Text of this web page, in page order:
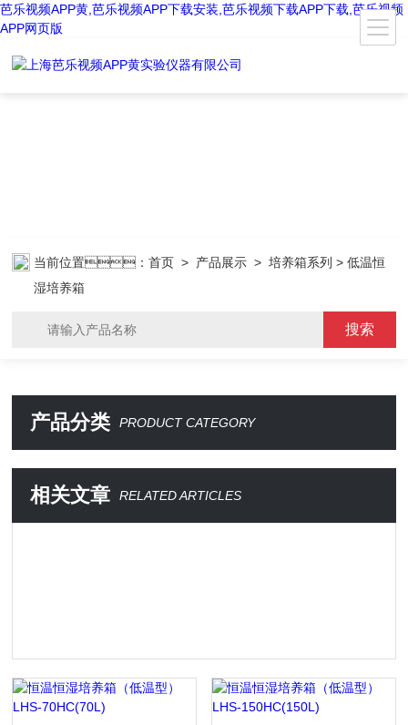
芭乐视频APP黄,芭乐视频APP下载安装,芭乐视频下载APP下载,芭乐视频
APP网页版
当前位置：首页 > 产品展示 >培养箱系列 > 低温恒
湿培养箱
产品分类 PRODUCT CATEGORY
相关文章 RELATED ARTICLES